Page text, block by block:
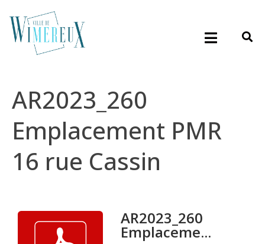
AR2023_260
Emplacement PMR
16 rue Cassin
AR2023_260
Emplaceme...